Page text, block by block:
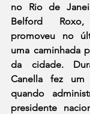
no Rio de
Belford
promoveu no
uma caminhada
da cidade.
Canella fez
quando
presidente